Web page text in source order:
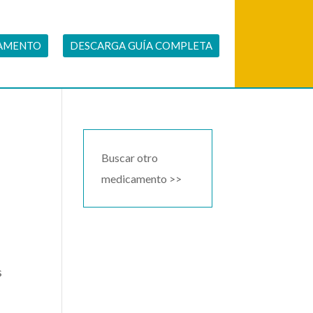
DESCARGA GUÍA COMPLETA
Buscar otro
medicamento >>